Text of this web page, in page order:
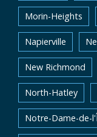
Morin-Heights
Napierville
New Richmond
North-Hatley
Notre-Dame-de-